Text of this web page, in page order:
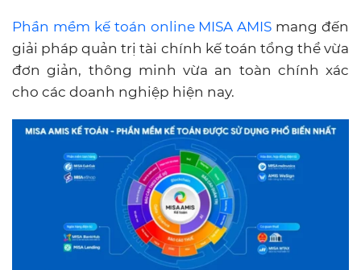
Phần mềm kế toán online MISA AMIS mang đến
giải pháp quản trị tài chính kế toán tổng thể vừa
đơn giản, thông minh vừa an toàn chính xác
cho các doanh nghiệp hiện nay.